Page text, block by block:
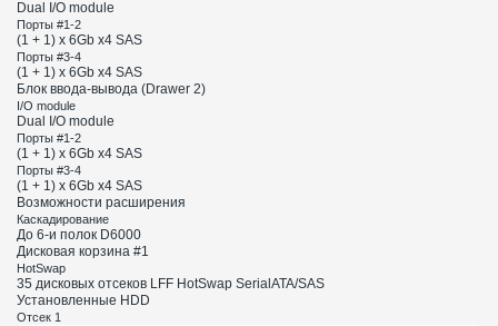
Dual I/O module
Порты #1-2
(1 + 1) x 6Gb x4 SAS
Порты #3-4
(1 + 1) x 6Gb x4 SAS
Блок ввода-вывода (Drawer 2)
I/O module
Dual I/O module
Порты #1-2
(1 + 1) x 6Gb x4 SAS
Порты #3-4
(1 + 1) x 6Gb x4 SAS
Возможности расширения
Каскадирование
До 6-и полок D6000
Дисковая корзина #1
HotSwap
35 дисковых отсеков LFF HotSwap SerialATA/SAS
Установленные HDD
Отсек 1